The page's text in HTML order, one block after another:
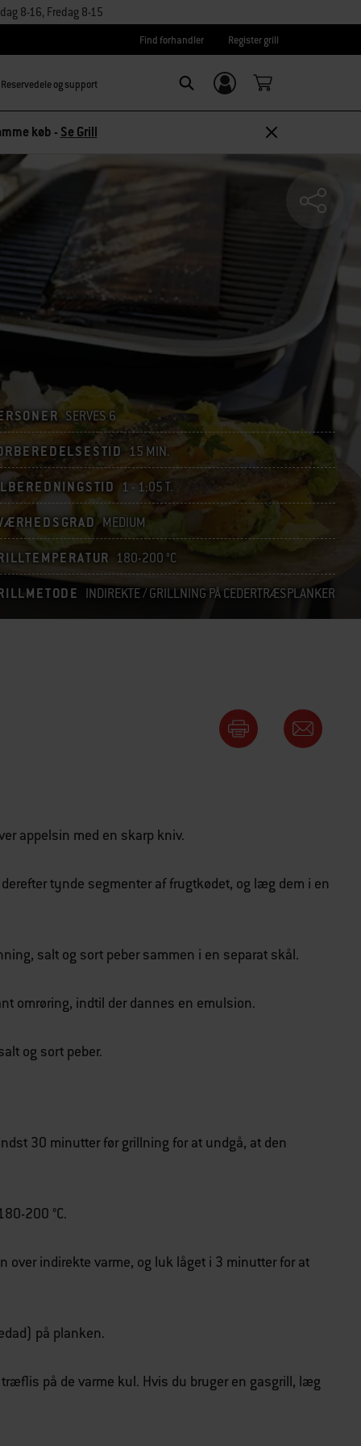
8-16, Fredag 8-15
Find forhandler Register grill
Reservedele og support
Log ind/
tilmeld dig
køb - Se Grill
SERVES 6
15 MIN.
1 - 1:05 T.
MEDIUM
180-200 °C
INDIREKTE / GRILLNING PÅ CEDERTRÆSPLANKER
appelsin med en skarp kniv.
tynde segmenter af frugtkødet, og læg dem i en
salt og sort peber sammen i en separat skål.
omrøring, indtil der dannes en emulsion.
og sort peber.
30 minutter før grillning for at undgå, at den
200 °C.
indirekte varme, og luk låget i 3 minutter for at
på planken.
på de varme kul. Hvis du bruger en gasgrill, læg